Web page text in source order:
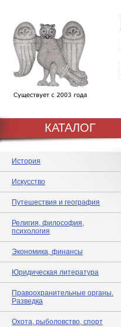
КАТАЛОГ
История
Искусство
Путешествия и география
Религия, философия,
психология
Экономика, финансы
Юридическая литература
Правоохранительные органы.
Разведка
Охота, рыболовство, спорт